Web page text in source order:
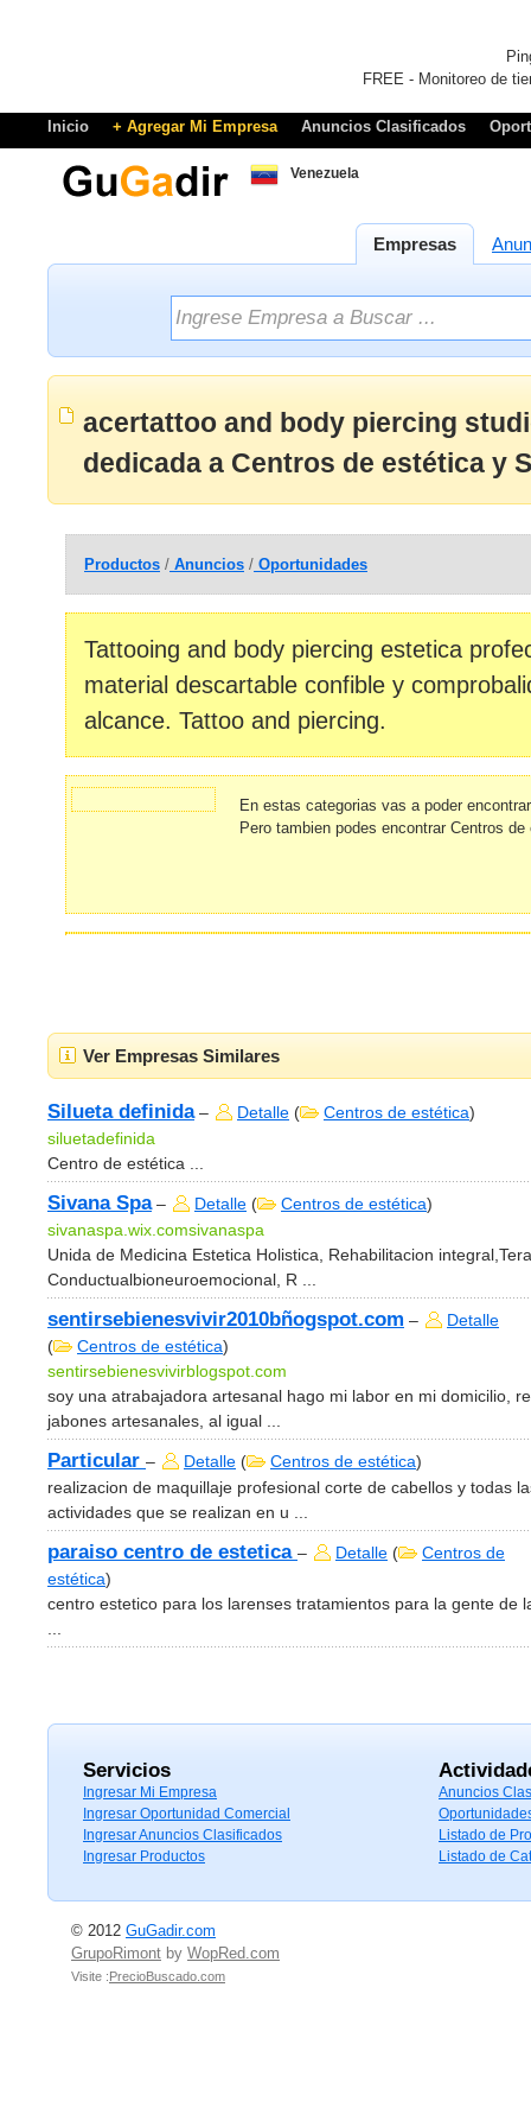
FREE - Monitoreo de
Inicio + Agregar Mi Empresa Anuncios Clasificados
Venezuela
Empresas
acertattoo and body piercing
dedicada a Centros de estética y
Productos / Anuncios / Oportunidades
Tattooing and body piercing estetica
material descartable confible y
alcance. Tattoo and piercing.
En estas categorias vas a poder
Pero tambien podes encontrar Centros
Ver Empresas Similares
Silueta definida– Detalle ( Centros de estética)
siluetadefinida
Centro de estética ...
Sivana Spa– Detalle ( Centros de estética)
sivanaspa.wix.comsivanaspa
Unida de Medicina Estetica Holistica, Rehabilitacion
Conductualbioneuroemocional, R ...
sentirsebienesvivir2010bñogspot.com –
Detalle
(
Centros de estética)
sentirsebienesvivirblogspot.com
soy una atrabajadora artesanal hago mi labor en mi domicilio,
jabones artesanales, al igual ...
Particular – Detalle ( Centros de estética)
realizacion de maquillaje profesional corte de cabellos y todas
actividades que se realizan en u ...
paraiso centro de estetica – Detalle (
Centros de
estética)
centro estetico para los larenses tratamientos para la gente de
Servicios
Ingresar Mi Empresa
Ingresar Oportunidad Comercial
Ingresar Anuncios Clasificados
Ingresar Productos
Anuncios
Listado de
Listado de
© 2012 GuGadir.com
GrupoRimont by WopRed.com
Visite :PrecioBuscado.com